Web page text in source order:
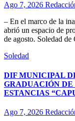
Ago 7, 2026
– En el marco de la
abrió un espacio de
de agosto. Soledad
Soledad
DIF MUNICIPAL
GRADUACIÓN DE
ESTANCIAS
Ago 7, 2026